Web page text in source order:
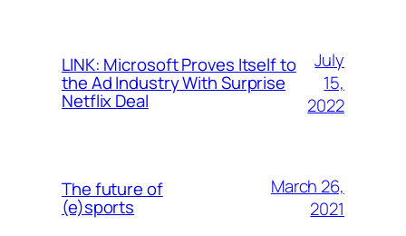
LINK: Microsoft Proves Itself to
the Ad Industry With Surprise
Netflix Deal
July
15,
2022
The future of
(e)sports
March 26,
2021